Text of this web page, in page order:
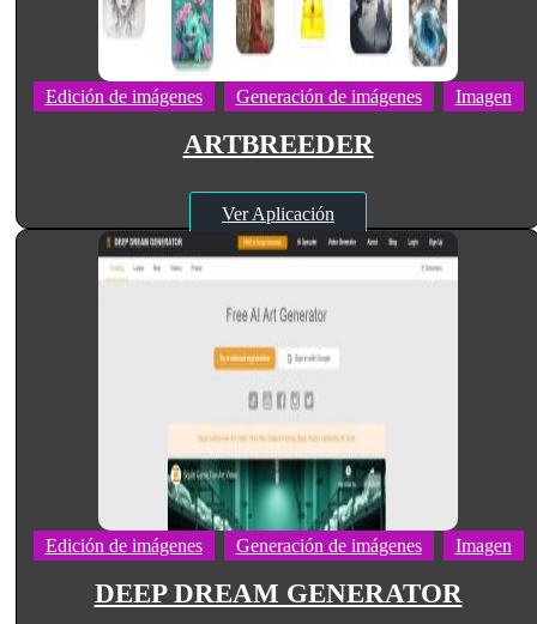
Edición de imágenes Generación de imágenes Imagen
ARTBREEDER
Ver Aplicación
Edición de imágenes Generación de imágenes Imagen
DEEP DREAM GENERATOR